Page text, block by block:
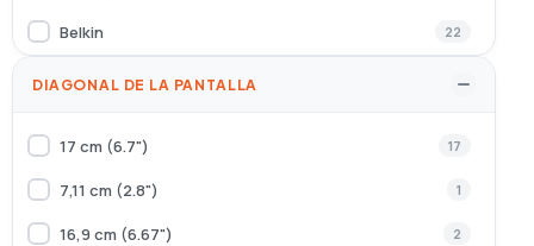
Belkin 22
Celly
DIAGONAL DE LA PANTALLA
17 cm (6.7") 17
7,11 cm (2.8") 1
16,9 cm (6.67") 2